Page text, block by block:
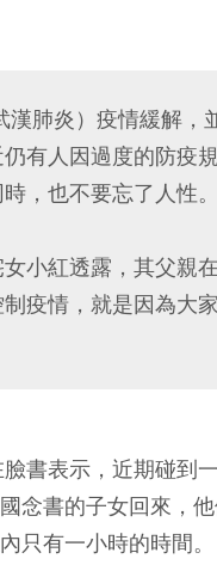
漢肺炎）疫情緩解
有人因過度的防疫
，也不要忘了人性。
小紅透露，其父親
疫情，就是因為大
書表示，近期碰到
念書的子女回來，
只有一小時的時間。